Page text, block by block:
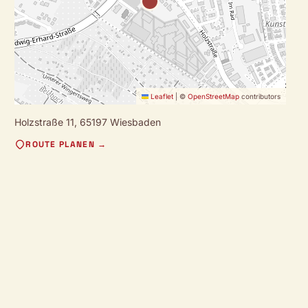
Leaflet © OpenStreetMapcontributors
Holzstraße 11,65197 Wiesbaden
ROUTE PLANEN →